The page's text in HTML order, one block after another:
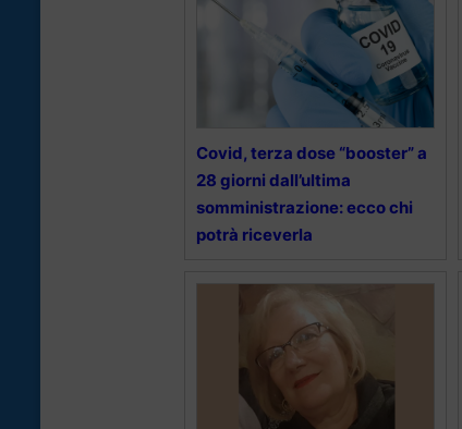
Covid, terza dose “booster” a
28 giorni dall’ultima
somministrazione: ecco chi
potrà riceverla